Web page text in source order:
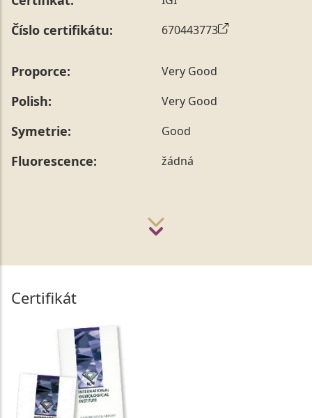
Číslo certifikátu: 670443773
Proporce: Very Good
Polish: Very Good
Symetrie: Good
Fluorescence: žádná
Certifikát